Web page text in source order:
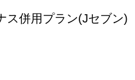
ス併用プラン(Jセブン)